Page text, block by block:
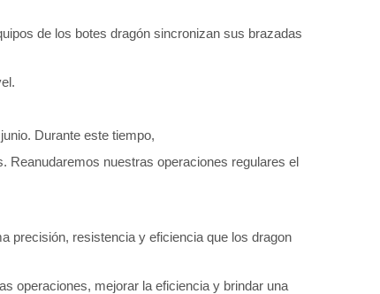
de los botes dragón sincronizan sus brazadas
Durante este tiempo,
Reanudaremos nuestras operaciones regulares el
precisión, resistencia y eficiencia que los dragon
operaciones, mejorar la eficiencia y brindar una